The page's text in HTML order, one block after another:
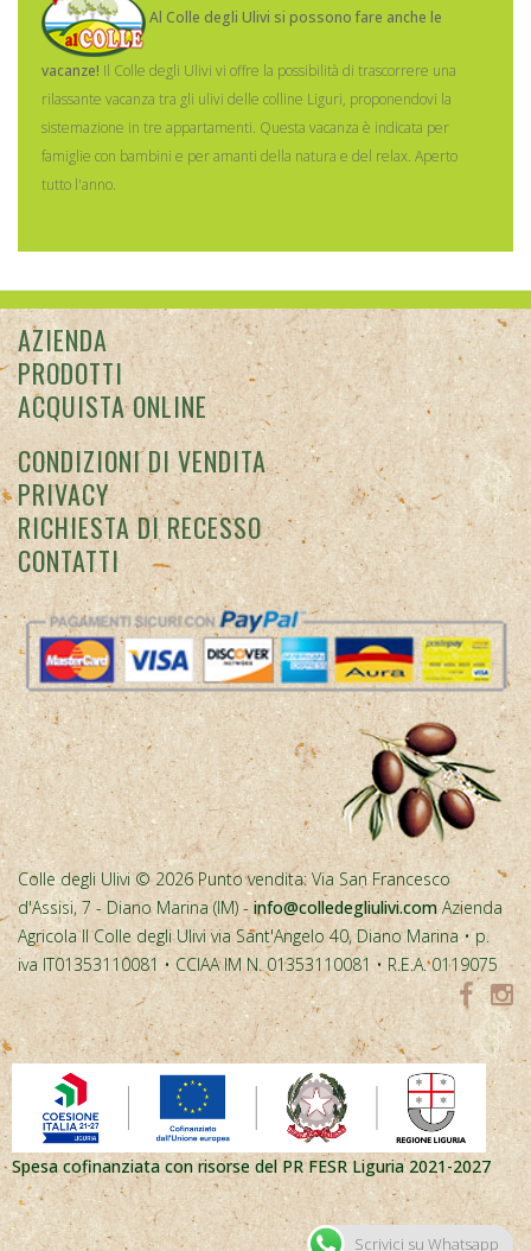
Al Colle degli Ulivi si possono fare anche le
vacanze! Il Colle degli Ulivi vi offre la possibilità di trascorrere una
rilassante vacanza tra gli ulivi delle colline Liguri, proponendovi la
sistemazione in tre appartamenti. Questa vacanza è indicata per
famiglie con bambini e per amanti della natura e del relax. Aperto
tutto l'anno.
AZIENDA
PRODOTTI
ACQUISTA ONLINE
CONDIZIONI DI VENDITA
PRIVACY
RICHIESTA DI RECESSO
CONTATTI
Colle degli Ulivi © 2026 Punto vendita: Via San Francesco
d'Assisi, 7 - Diano Marina (IM) - info@colledegliulivi.com Azienda
Agricola Il Colle degli Ulivi via Sant'Angelo 40, Diano Marina • p.
iva IT01353110081 • CCIAA IM N. 01353110081 • R.E.A. 0119075
Spesa cofinanziata con risorse del PR FESR Liguria 2021-2027
Scrivici su Whatsapp